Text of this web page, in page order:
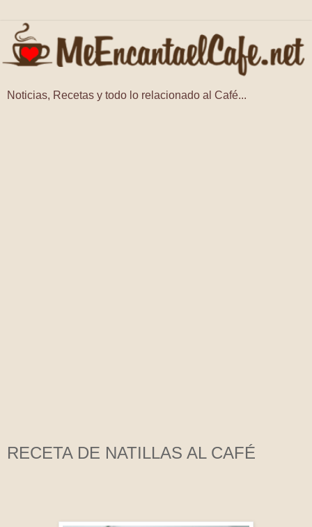
Noticias, Recetas y todo lo relacionado al Café...
RECETA DE NATILLAS AL CAFÉ